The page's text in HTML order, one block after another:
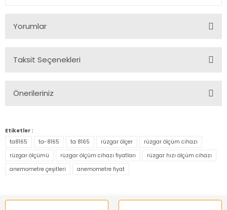
Yorumlar
Taksit Seçenekleri
Önerileriniz
konularda yetersiz gördüğünüz noktaları öneri formunu
kullanarak tarafımıza iletebilirsiniz.
Görüş ve önerileriniz için teşekkür ederiz.
Ürün resmi kalitesiz, bozuk veya görüntülenemiyor.
Ürün bilgilerinde hatalar bulunuyor.
Etiketler :
ta8165
ta-8165 ta 8165 rüzgar ölçer
rüzgar ölçüm cihazı
rüzgar ölçümü
rüzgar ölçüm cihazı fiyatları
rüzgar hızı ölçüm cihazı
anemometre çeşitleri
anemometre fiyat